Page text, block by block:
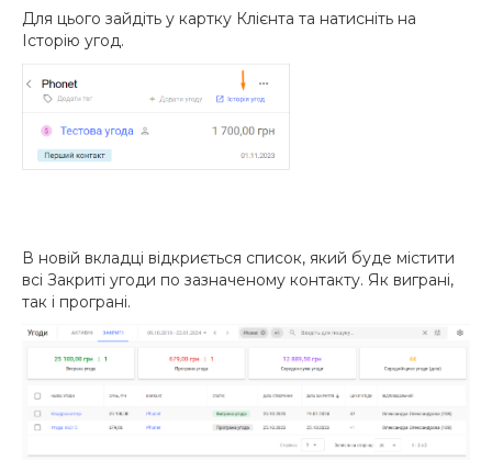
Для цього зайдіть у картку Клієнта та натисніть на
Історію угод.
В новій вкладці відкриється список, який буде містити
всі Закриті угоди по зазначеному контакту. Як виграні,
так і програні.